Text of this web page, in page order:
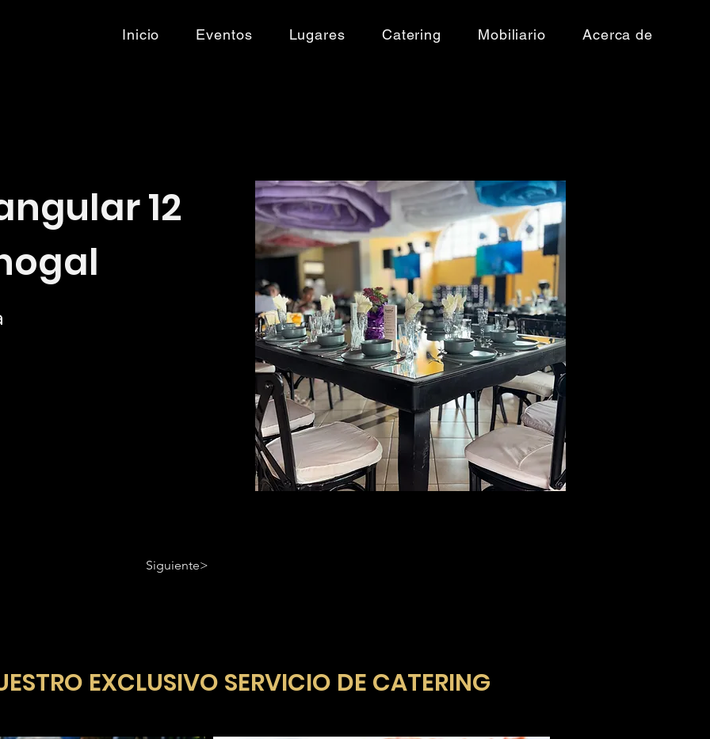
Inicio Eventos Lugares Catering Mobiliario Acerca de
12
Siguiente>
EXCLUSIVO SERVICIO DE CATERING